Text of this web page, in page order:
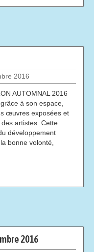
2016
AUTOMNAL 2016
à son espace,
œuvres exposées et
artistes. Cette
développement
bonne volonté,
2016